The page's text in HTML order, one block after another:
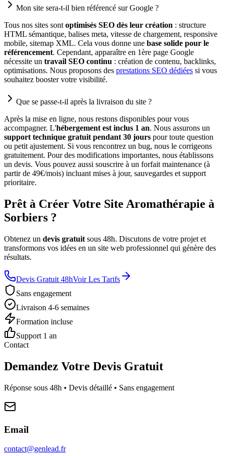
Mon site sera-t-il bien référencé sur Google ?
Tous nos sites sont optimisés SEO dès leur création : structure
HTML sémantique, balises meta, vitesse de chargement, responsive
mobile, sitemap XML. Cela vous donne une base solide pour le
référencement. Cependant, apparaître en 1ère page Google
nécessite un travail SEO continu : création de contenu, backlinks,
optimisations. Nous proposons des prestations SEO dédiées si vous
souhaitez booster votre visibilité.
Que se passe-t-il après la livraison du site ?
Après la mise en ligne, nous restons disponibles pour vous
accompagner. L'hébergement est inclus 1 an. Nous assurons un
support technique gratuit pendant 30 jours pour toute question
ou petit ajustement. Si vous rencontrez un bug, nous le corrigeons
gratuitement. Pour des modifications importantes, nous établissons
un devis. Vous pouvez aussi souscrire à un forfait maintenance (à
partir de 49€/mois) incluant mises à jour, sauvegardes et support
prioritaire.
Prêt à Créer Votre Site Aromathérapie à
Sorbiers ?
Obtenez un devis gratuit sous 48h. Discutons de votre projet et
transformons vos idées en un site web professionnel qui génère des
résultats.
Devis Gratuit 48hVoir Les Tarifs
Sans engagement
Livraison 4-6 semaines
Formation incluse
Support 1 an
Contact
Demandez Votre Devis Gratuit
Réponse sous 48h • Devis détaillé • Sans engagement
Email
contact@genlead.fr